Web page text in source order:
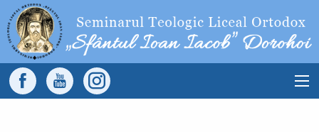
Sari la conținutul principal
Main